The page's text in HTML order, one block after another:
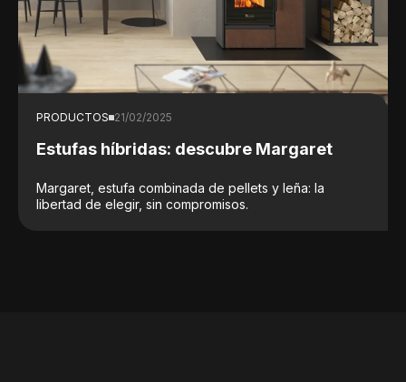
PRODUCTOS 21/02/2025
Estufas híbridas: descubre Margaret
Margaret, estufa combinada de pellets y leña: la
libertad de elegir, sin compromisos.